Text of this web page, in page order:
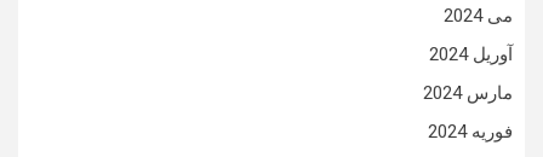
می 2024
آوریل 2024
مارس 2024
فوریه 2024